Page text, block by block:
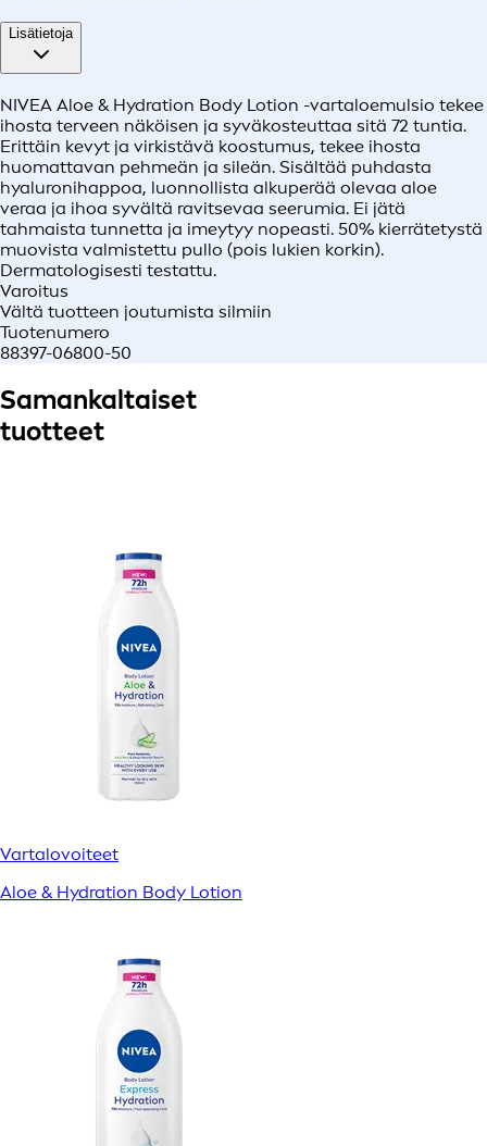
Lisätietoja
NIVEA Aloe & Hydration Body Lotion -vartaloemulsio tekee
ihosta terveen näköisen ja syväkosteuttaa sitä 72 tuntia.
Erittäin kevyt ja virkistävä koostumus, tekee ihosta
huomattavan pehmeän ja sileän. Sisältää puhdasta
hyaluronihappoa, luonnollista alkuperää olevaa aloe
veraa ja ihoa syvältä ravitsevaa seerumia. Ei jätä
tahmaista tunnetta ja imeytyy nopeasti. 50% kierrätetystä
muovista valmistettu pullo (pois lukien korkin).
Dermatologisesti testattu.
Varoitus
Vältä tuotteen joutumista silmiin
Tuotenumero
88397-06800-50
Samankaltaiset
tuotteet
Vartalovoiteet
Aloe & Hydration Body Lotion